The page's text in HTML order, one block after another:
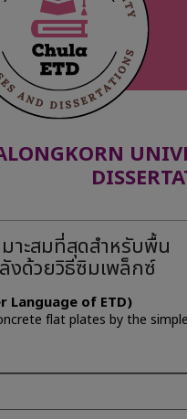
าะสมที่สุดสำหรับพื้น
งด้วยวิธีซิมเพล็กซ์
of ETD)
flat plates by the